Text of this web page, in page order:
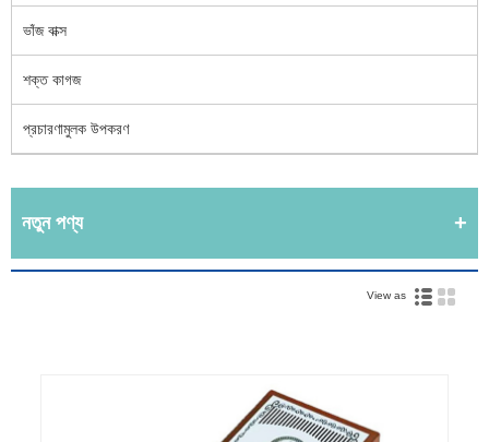
ভাঁজ বাক্স
শক্ত কাগজ
প্রচারণামুলক উপকরণ
নতুন পণ্য
View as